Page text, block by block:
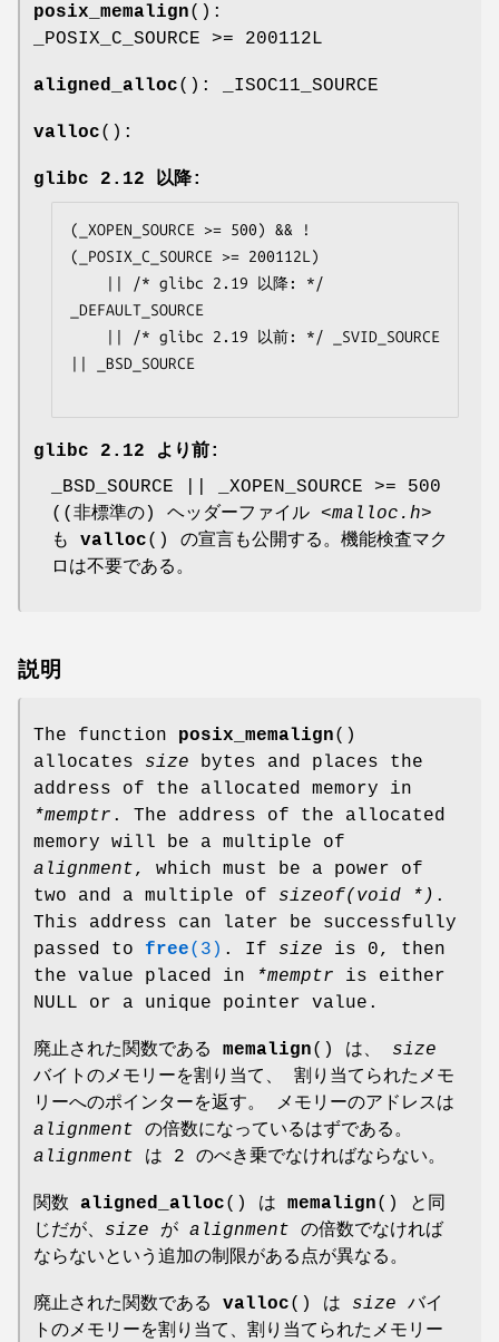
posix_memalign():
_POSIX_C_SOURCE >= 200112L
aligned_alloc(): _ISOC11_SOURCE
valloc():
glibc 2.12 以降:
(_XOPEN_SOURCE >= 500) && !
(_POSIX_C_SOURCE >= 200112L)
_DEFAULT_SOURCE
|| _BSD_SOURCE
glibc 2.12 より前:
_BSD_SOURCE || _XOPEN_SOURCE >= 500
((非標準の) ヘッダーファイル <malloc.h>
も valloc() の宣言も公開する。機能検査マク
ロは不要である。
説明
The function posix_memalign()
allocates size bytes and places the
address of the allocated memory in
*memptr . The address of the allocated
memory will be a multiple of
alignment, which must be a power of
two and a multiple of sizeof(void *) .
This address can later be successfully
passed to free(3) . If size is 0, then
the value placed in
*memptr is either
NULL or a unique pointer value.
廃止された関数である memalign() は、 size
バイトのメモリーを割り当て、 割り当てられたメモ
リーへのポインターを返す。 メモリーのアドレスは
alignment の倍数になっているはずである。
alignment は 2 のべき乗でなければならない。
関数 aligned_alloc() は memalign() と同
じだが、 size が alignment の倍数でなければ
ならないという追加の制限がある点が異なる。
廃止された関数である valloc() は size バイ
トのメモリーを割り当て、割り当てられたメモリー